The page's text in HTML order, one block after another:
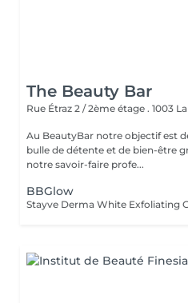
The Beauty Bar
Rue Étraz 2 / 2ème étage . 1003
Au BeautyBar notre objectif est
bulle de détente et de bien-être
notre savoir-faire profe...
BBGlow